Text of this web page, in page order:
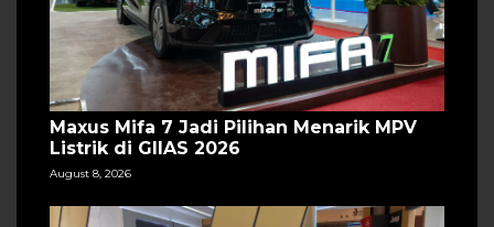
Maxus Mifa 7 Jadi Pilihan Menarik MPV
Listrik di GIIAS 2026
August 8, 2026